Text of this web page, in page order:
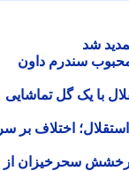
سندرم داون
یک گل تماشایی
اختلاف بر سر
سحرخیزان از